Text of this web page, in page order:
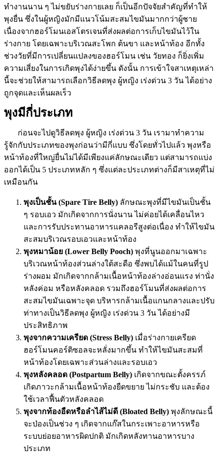
ทำงานนาน ๆ ไม่ขยับร่างกายเลย ก็เป็นอีกปัจจัยสำคัญที่ทำให้
พุงยื่น ซึ่งในผู้หญิงมักมีแนวโน้มสะสมไขมันมากกว่าผู้ชาย
เนื่องจากฮอร์โมนเอสโตรเจนที่ส่งผลต่อการเก็บไขมันไว้ใน
ร่างกาย โดยเฉพาะบริเวณสะโพก ต้นขา และหน้าท้อง อีกทั้ง
ช่วงวัยที่มีการเปลี่ยนแปลงของฮอร์โมน เช่น วัยทอง ก็ยิ่งเพิ่ม
ความเสี่ยงในการเกิดพุงได้ง่ายขึ้น ดังนั้น การเข้าใจสาเหตุเหล่า
นี้จะช่วยให้สามารถเลือกวิธีลดพุง ผู้หญิง เร่งด่วน 3 วัน ได้อย่าง
ถูกจุดและเห็นผลเร็ว
พุงมีกี่ประเภท
ก่อนจะไปดูวิธีลดพุง ผู้หญิง เร่งด่วน 3 วัน เรามาทำความ
รู้จักกับประเภทของพุงก่อนว่ามีกี่แบบ ซึ่งโดยทั่วไปแล้ว พุงหรือ
หน้าท้องที่ใหญ่ยื่นไม่ได้มีเพียงแค่ลักษณะเดียว แต่สามารถแบ่ง
ออกได้เป็น 5 ประเภทหลัก ๆ ซึ่งแต่ละประเภทต่างก็มีสาเหตุที่ไม่
เหมือนกัน
พุงเป็นชั้น (Spare Tire Belly) ลักษณะพุงที่มีไขมันเป็นชั้น
ๆ รอบเอว มักเกิดจากการนั่งนาน ไม่ค่อยได้เคลื่อนไหว
และการรับประทานอาหารแคลอรีสูงต่อเนื่อง ทำให้ไขมัน
สะสมบริเวณรอบเอวและหน้าท้อง
พุงหมาน้อย (Lower Belly Pooch) พุงที่นูนออกมาเฉพาะ
บริเวณหน้าท้องส่วนล่างใต้สะดือ ซึ่งพบได้แม้ในคนที่รูป
ร่างผอม มักเกิดจากกล้ามเนื้อหน้าท้องล่างอ่อนแรง ท่านั่ง
หลังค่อม หรือหลังคลอด รวมถึงฮอร์โมนที่ส่งผลต่อการ
สะสมไขมันเฉพาะจุด บริหารกล้ามเนื้อแกนกลางและปรับ
ท่าทางเป็นวิธีลดพุง ผู้หญิง เร่งด่วน 3 วัน ได้อย่างมี
ประสิทธิภาพ
พุงจากความเครียด (Stress Belly) เมื่อร่างกายเครียด
ฮอร์โมนคอร์ติซอลจะหลั่งมากขึ้น ทำให้ไขมันสะสมที่
หน้าท้องโดยเฉพาะส่วนล่างและรอบเอว
พุงหลังคลอด (Postpartum Belly) เกิดจากขณะตั้งครรภ์
เกิดภาวะกล้ามเนื้อหน้าท้องยืดขยาย ไม่กระชับ และต้อง
ใช้เวลาฟื้นตัวหลังคลอด
พุงจากท้องอืดหรือลำไส้ไม่ดี (Bloated Belly) พุงลักษณะนี้
จะป่องเป็นช่วง ๆ เกิดจากแก๊สในกระเพาะอาหารหรือ
ระบบย่อยอาหารผิดปกติ มักเกิดหลังทานอาหารบาง
ประเภท